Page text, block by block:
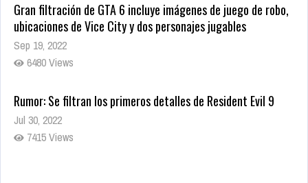
Gran filtración de GTA 6 incluye imágenes de juego de robo,
ubicaciones de Vice City y dos personajes jugables
Sep 19, 2022
6480 Views
Rumor: Se filtran los primeros detalles de Resident Evil 9
Jul 30, 2022
7415 Views